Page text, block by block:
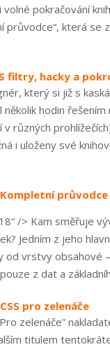
pokračování
průvodce“, která se
filtry, hacky a
který si již s
hodin
v různých
i uloženy své
průvodce
/> Kam směřuje
Jedním z jeho
od vrstvy obsahové
z dat a
pro zelenáče
zelenáče”
titulem